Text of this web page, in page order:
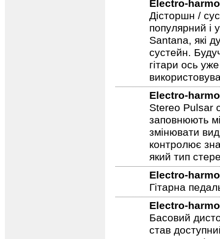
Electro-
Дісторшн /
популярний і
Santana, які
сустейн.
гітари ось
Electro-
Stereo Pulsar
заповнюють
змінювати
контролює
який тип
Electro-
Гітарна
Electro-
Басовий